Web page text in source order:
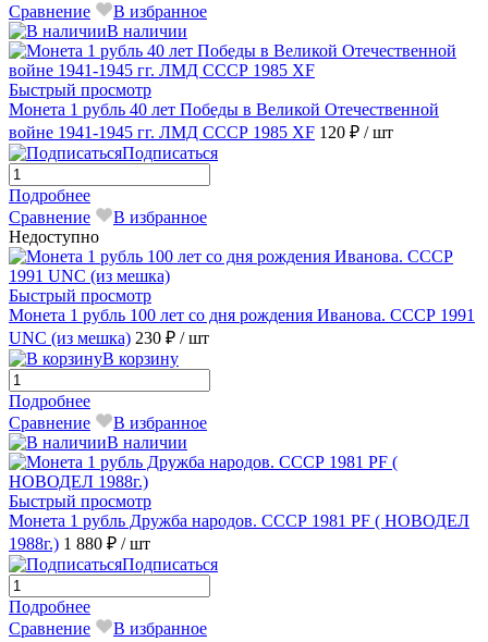
Сравнение
В избранное
В наличии
Быстрый просмотр
Монета 1 рубль 40 лет Победы в Великой Отечественной
войне 1941-1945 гг. ЛМД СССР 1985 XF 120 ₽ / шт
Подписаться
Подробнее
Сравнение
В избранное
Недоступно
Быстрый просмотр
Монета 1 рубль 100 лет со дня рождения Иванова. СССР 1991
UNC (из мешка) 230 ₽ / шт
В корзину
Подробнее
Сравнение
В избранное
В наличии
Быстрый просмотр
Монета 1 рубль Дружба народов. СССР 1981 PF ( НОВОДЕЛ
1988г.) 1 880 ₽ / шт
Подписаться
Подробнее
Сравнение
В избранное